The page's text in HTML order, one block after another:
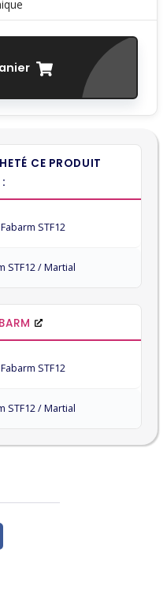
CE PRODUIT
STF12
STF12 / Martial
STF12
STF12 / Martial